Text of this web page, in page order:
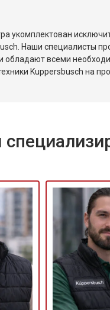
посудомоечной
управления
мутности
соли
укомплектован
Наши специалисты
обладают всеми
Kuppersbusch на